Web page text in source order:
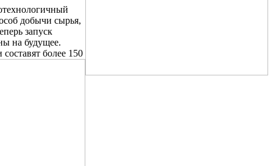
добычи сырья,
запуск
на будущее.
более 150